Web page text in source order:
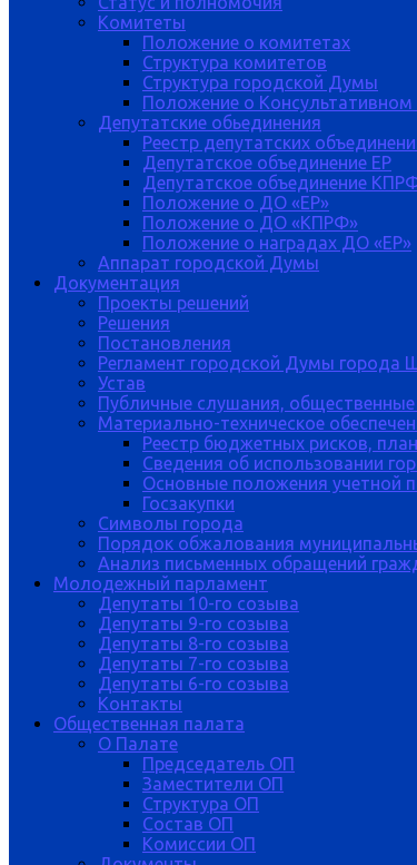
Комитеты
Положение о комитетах
Структура комитетов
Структура городской Думы
Положение о Консультативном
Депутатские обьединения
Реестр депутатских
Депутатское объединение ЕР
Депутатское объединение
Положение о ДО «ЕР»
Положение о ДО «КПРФ»
Положение о наградах ДО «ЕР»
Аппарат городской Думы
Документация
Проекты решений
Решения
Постановления
Регламент городской Думы города
Устав
Публичные слушания,
Материально-техническое
Реестр бюджетных рисков,
Сведения об использовании
Основные положения учетной
Госзакупки
Символы города
Порядок обжалования
Анализ письменных обращений
Молодежный парламент
Депутаты 10-го созыва
Депутаты 9-го созыва
Депутаты 8-го созыва
Депутаты 7-го созыва
Депутаты 6-го созыва
Контакты
Общественная палата
О Палате
Председатель ОП
Заместители ОП
Структура ОП
Состав ОП
Комиссии ОП